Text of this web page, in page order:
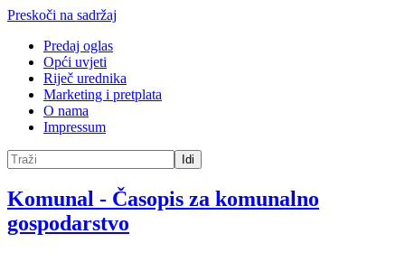
Preskoči na sadržaj
Predaj oglas
Opći uvjeti
Riječ urednika
Marketing i pretplata
O nama
Impressum
Idi
Komunal - Časopis za komunalno
gospodarstvo